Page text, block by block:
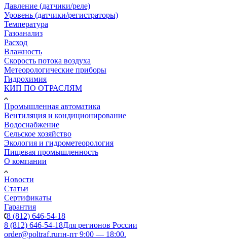
Давление (датчики/реле)
Уровень (датчики/регистраторы)
Температура
Газоанализ
Расход
Влажность
Скорость потока воздуха
Метеорологические приборы
Гидрохимия
КИП ПО ОТРАСЛЯМ
Промышленная автоматика
Вентиляция и кондиционирование
Водоснабжение
Сельское хозяйство
Экология и гидрометеорология
Пищевая промышленность
О компании
Новости
Статьи
Сертификаты
Гарантия
8 (812) 646-54-18
8 (812) 646-54-18Для регионов России
order@poltraf.ruпн-пт 9:00 — 18:00.